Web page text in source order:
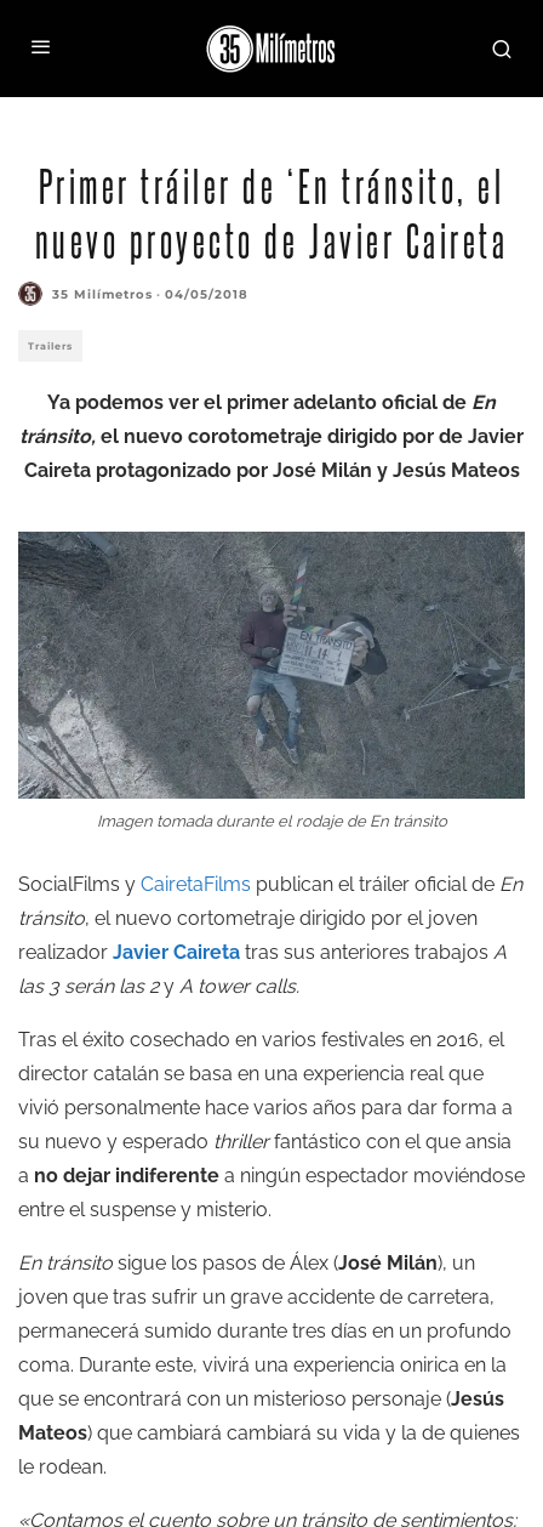
Primer tráiler de ‘En tránsito, el
nuevo proyecto de Javier Caireta
35 Milímetros · 04/05/2018
Trailers
Ya podemos ver el primer adelanto oficial de En
tránsito, el nuevo corotometraje dirigido por de Javier
Caireta protagonizado por José Milán y Jesús Mateos
Imagen tomada durante el rodaje de En tránsito
SocialFilms y CairetaFilms publican el tráiler oficial de En
tránsito, el nuevo cortometraje dirigido por el joven
realizador Javier Caireta tras sus anteriores trabajos A
las 3 serán las 2y A tower calls.
Tras el éxito cosechado en varios festivales en 2016, el
director catalán se basa en una experiencia real que
vivió personalmente hace varios años para dar forma a
su nuevo y esperado thrillerfantástico con el que ansia
a no dejar indiferente a ningún espectador moviéndose
entre el suspense y misterio.
En tránsito sigue los pasos de Álex (José Milán), un
joven que tras sufrir un grave accidente de carretera,
permanecerá sumido durante tres días en un profundo
coma. Durante este, vivirá una experiencia onirica en la
que se encontrará con un misterioso personaje (Jesús
Mateos) que cambiará cambiará su vida y la de quienes
le rodean.
«Contamos el cuento sobre un tránsito de sentimientos;